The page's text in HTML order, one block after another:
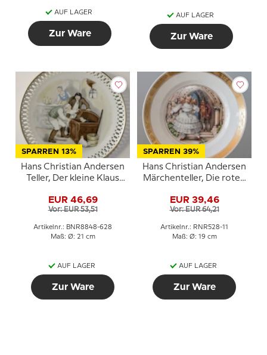
AUF LAGER
Zur Ware
AUF LAGER
Zur Ware
SPARREN 13%
Hans Christian Andersen
Teller, Der kleine Klaus
Bing & Gröndahl
EUR 46,69
Vor: EUR 53,51
Artikelnr.: BNR8848-628
Maß: Ø: 21 cm
AUF LAGER
Zur Ware
SPARREN 39%
Hans Christian Andersen
Märchenteller, Die roten
Copenhagen
EUR 39,46
Vor: EUR 64,21
Artikelnr.: RNR528-11
Maß: Ø: 19 cm
AUF LAGER
Zur Ware